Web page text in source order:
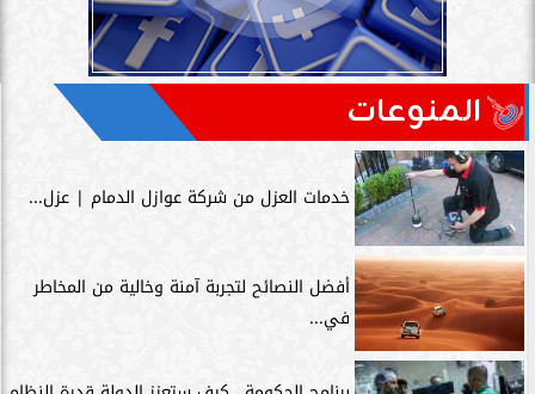
المنوعات
خدمات العزل من شركة عوازل الدمام | عزل...
أفضل النصائح لتجربة آمنة وخالية من المخاطر
في...